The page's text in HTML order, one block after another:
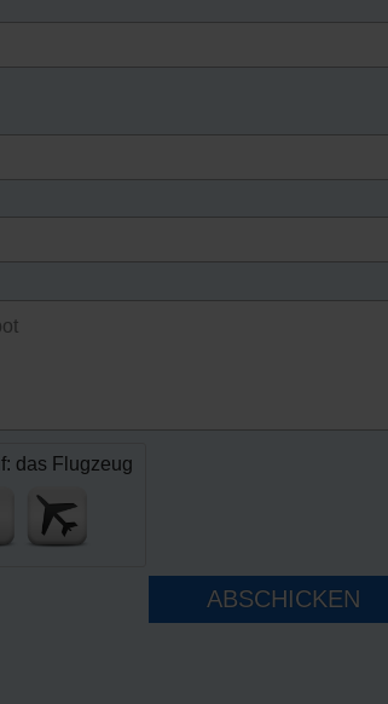
das Flugzeug
ABSCHICKEN